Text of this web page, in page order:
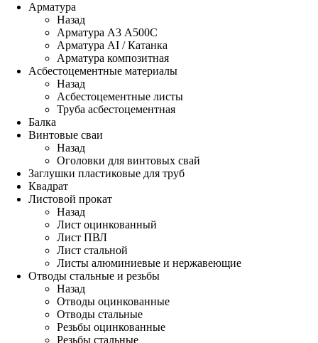
Арматура
Назад
Арматура А3 А500С
Арматура АI / Катанка
Арматура композитная
Асбестоцементные материалы
Назад
Асбестоцементные листы
Труба асбестоцементная
Балка
Винтовые сваи
Назад
Оголовки для винтовых свай
Заглушки пластиковые для труб
Квадрат
Листовой прокат
Назад
Лист оцинкованный
Лист ПВЛ
Лист стальной
Листы алюминиевые и нержавеющие
Отводы стальные и резьбы
Назад
Отводы оцинкованные
Отводы стальные
Резьбы оцинкованные
Резьбы стальные